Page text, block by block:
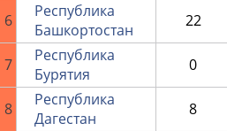
6
Республика
Башкортостан
22
7
Республика
Бурятия
0
8
Республика
Дагестан
8